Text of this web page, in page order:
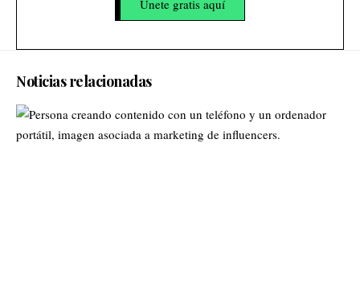
Únete gratis aquí
Noticias relacionadas